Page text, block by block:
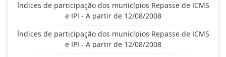
Índices de participação dos municípios Repasse de ICMS
e IPI - A partir de 12/08/2008
Índices de participação dos municípios Repasse de ICMS
e IPI - A partir de 12/08/2008